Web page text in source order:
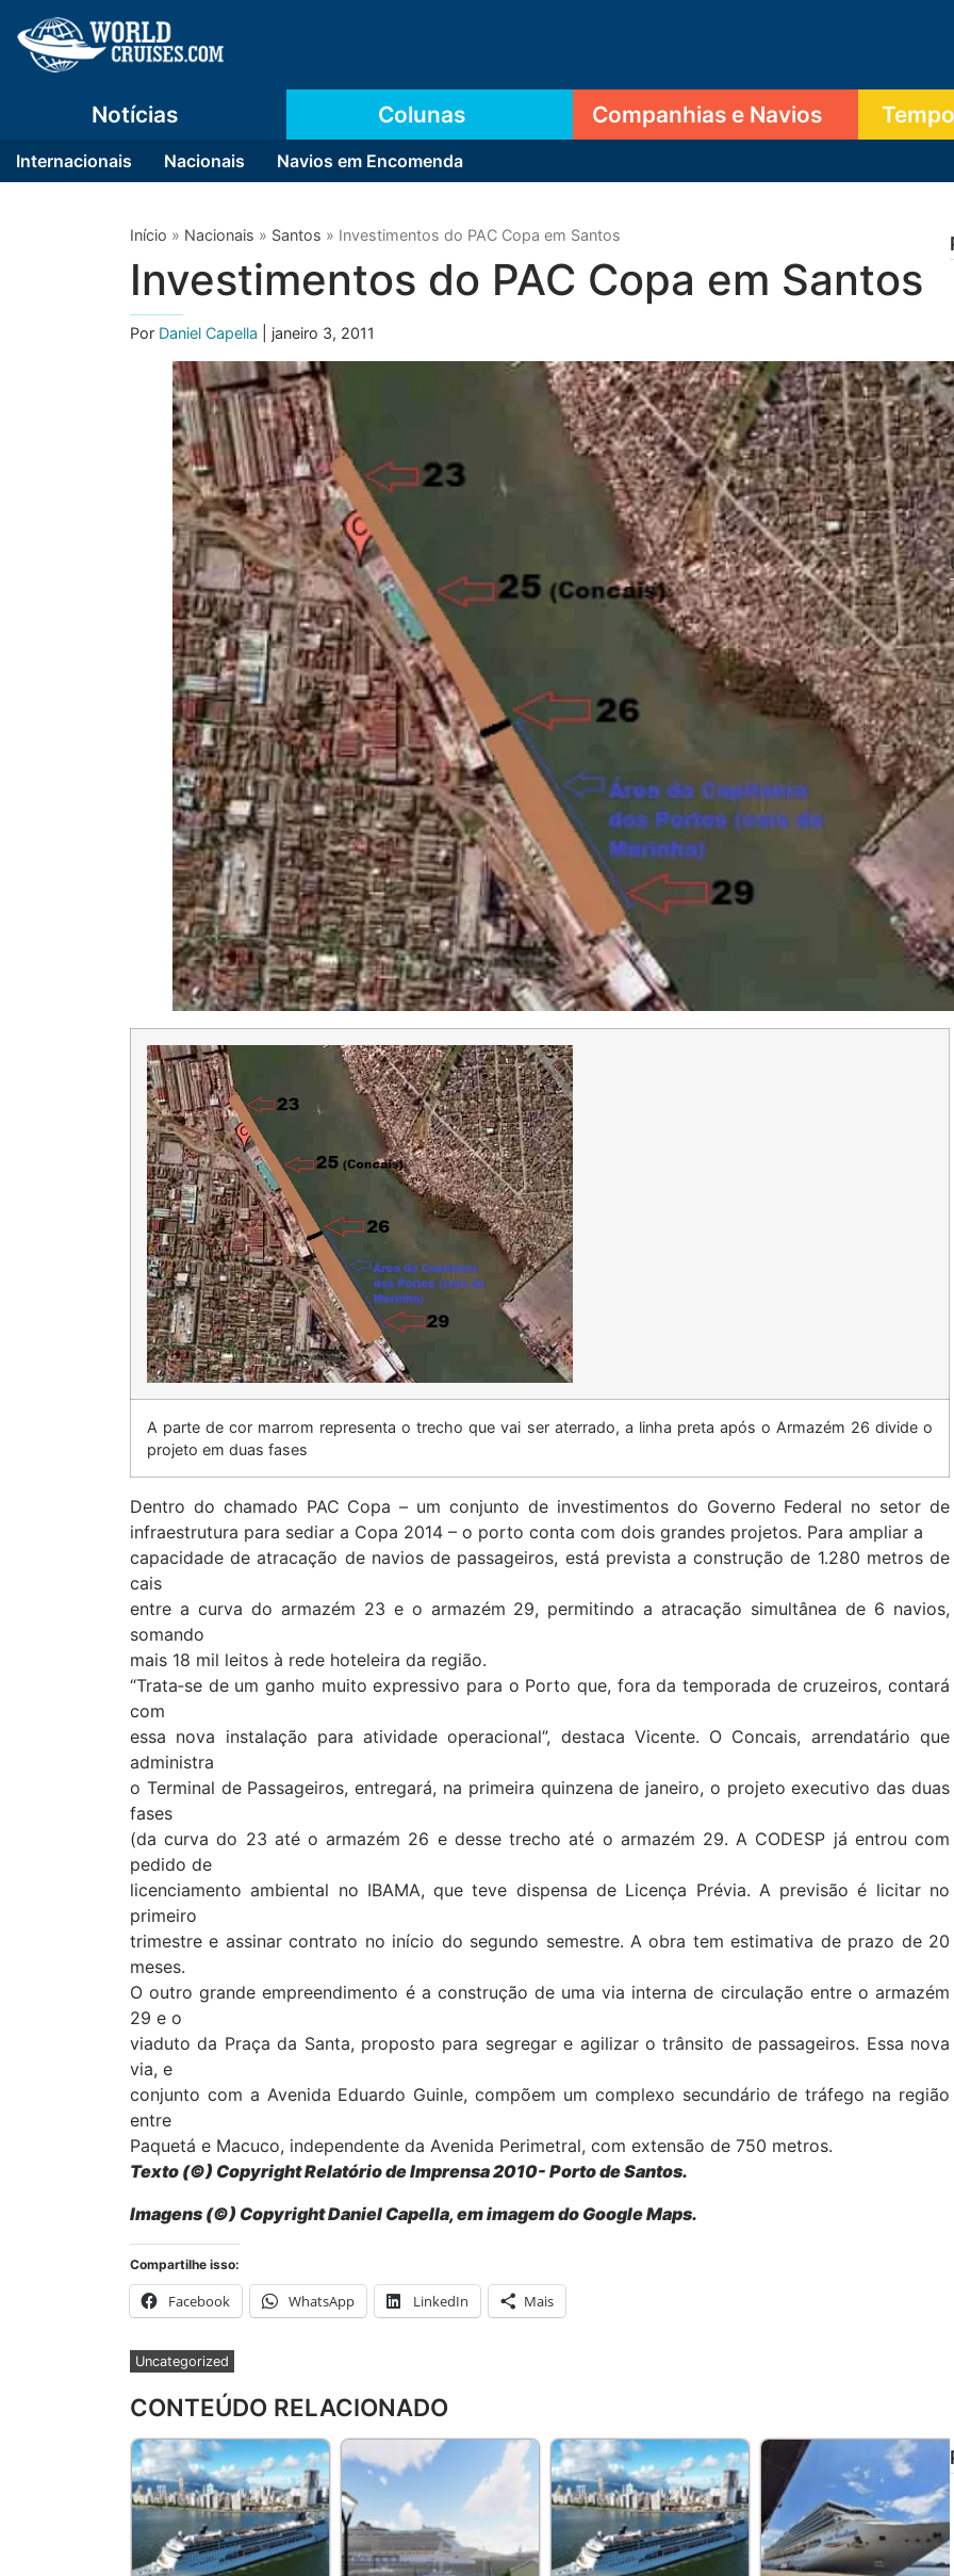
Notícias
Internacionais Nacionais Navios em Encomenda
Colunas Companhias e Navios
Início » Nacionais » Santos » Investimentos do PAC Copa em Santos
Investimentos do PAC Copa em Santos
Por Daniel Capella | janeiro 3, 2011
A parte de cor marrom representa o trecho que vai ser aterrado, a linha preta após o Armazém 26 divide o
projeto em duas fases
Dentro do chamado PAC Copa – um conjunto de investimentos do Governo Federal no setor de
infraestrutura para sediar a Copa 2014 – o porto conta com dois grandes projetos. Para ampliar a
capacidade de atracação de navios de passageiros, está prevista a construção de 1.280 metros de
cais
entre a curva do armazém 23 e o armazém 29, permitindo a atracação simultânea de 6 navios,
somando
mais 18 mil leitos à rede hoteleira da região.
“Trata‐se de um ganho muito expressivo para o Porto que, fora da temporada de cruzeiros, contará
com
essa nova instalação para atividade operacional”, destaca Vicente. O Concais, arrendatário que
administra
o Terminal de Passageiros, entregará, na primeira quinzena de janeiro, o projeto executivo das duas
fases
(da curva do 23 até o armazém 26 e desse trecho até o armazém 29. A CODESP já entrou com
pedido de
licenciamento ambiental no IBAMA, que teve dispensa de Licença Prévia. A previsão é licitar no
primeiro
trimestre e assinar contrato no início do segundo semestre. A obra tem estimativa de prazo de 20
meses.
O outro grande empreendimento é a construção de uma via interna de circulação entre o armazém
29 e o
viaduto da Praça da Santa, proposto para segregar e agilizar o trânsito de passageiros. Essa nova
via, e
conjunto com a Avenida Eduardo Guinle, compõem um complexo secundário de tráfego na região
entre
Paquetá e Macuco, independente da Avenida Perimetral, com extensão de 750 metros.
Texto (©) Copyright Relatório de Imprensa 2010- Porto de Santos.
Imagens (©) Copyright Daniel Capella, em imagem do Google Maps.
Compartilhe isso:
Facebook WhatsApp LinkedIn Mais
Uncategorized
CONTEÚDO RELACIONADO